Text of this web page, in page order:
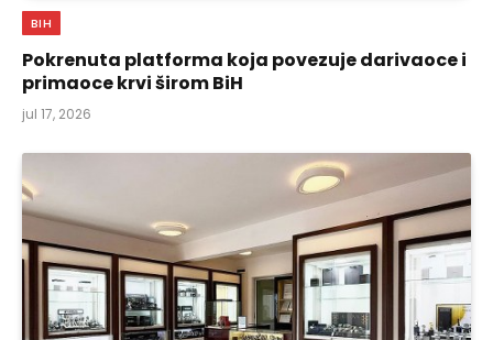
BIH
Pokrenuta platforma koja povezuje darivaoce i
primaoce krvi širom BiH
jul 17, 2026